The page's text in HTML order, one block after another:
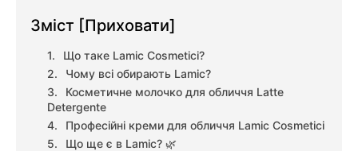
Зміст [Приховати]
Що таке Lamic Cosmetici?
Чому всі обирають Lamic?
Косметичне молочко для обличчя Latte
Detergente
Професійні креми для обличчя Lamic Cosmetici
Що ще є в Lamic? 🌿